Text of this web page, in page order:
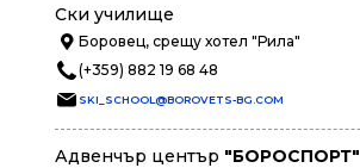
Ски училище
Боровец, срещу хотел "Рила"
(+359) 882 19 68 48
SKI_SCHOOL@BOROVETS-BG.COM
Адвенчър център "БОРОСПОРТ"